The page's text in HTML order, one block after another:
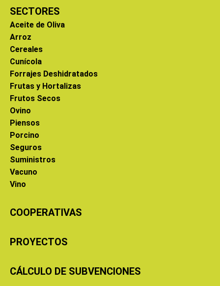
SECTORES
Aceite de Oliva
Arroz
Cereales
Cunícola
Forrajes Deshidratados
Frutas y Hortalizas
Frutos Secos
Ovino
Piensos
Porcino
Seguros
Suministros
Vacuno
Vino
COOPERATIVAS
PROYECTOS
CÁLCULO DE SUBVENCIONES